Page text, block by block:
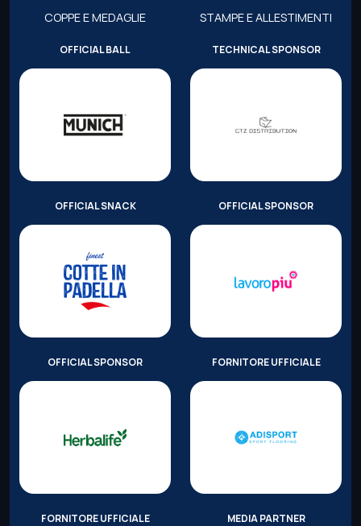
COPPE E MEDAGLIE STAMPE E ALLESTIMENTI
OFFICIAL BALL TECHNICAL SPONSOR
OFFICIAL SNACK OFFICIAL SPONSOR
OFFICIAL SPONSOR FORNITORE UFFICIALE
FORNITORE UFFICIALE MEDIA PARTNER